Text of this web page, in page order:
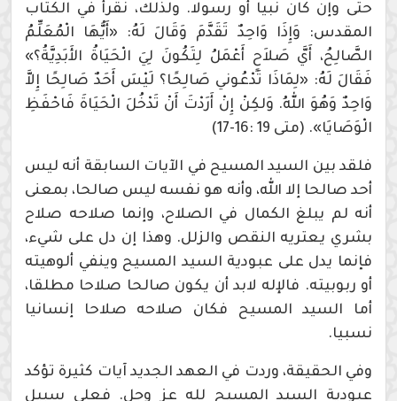
حتى وإن كان نبيا أو رسولا. ولذلك، نقرأ في الكتاب
المقدس: وَإِذَا وَاحِدٌ تَقَدَّمَ وَقَالَ لَهُ: «أَيُّهَا الْمُعَلِّمُ
الصَّالِحُ، أَيَّ صَلاَحٍ أَعْمَلُ لِتَكُونَ لِيَ الْحَيَاةُ الأَبَدِيَّةُ؟»
فَقَالَ لَهُ: «لِمَاذَا تَدْعُوني صَالِحًا؟ لَيْسَ أَحَدٌ صَالِحًا إِلاَّ
وَاحِدٌ وَهُوَ اللهُ. وَلكِنْ إِنْ أَرَدْتَ أَنْ تَدْخُلَ الْحَيَاةَ فَاحْفَظِ
الْوَصَايَا». (متى 19 :16-17)
فلقد بين السيد المسيح في الآيات السابقة أنه ليس
أحد صالحا إلا الله، وأنه هو نفسه ليس صالحا، بمعنى
أنه لم يبلغ الكمال في الصلاح، وإنما صلاحه صلاح
بشري يعتريه النقص والزلل. وهذا إن دل على شيء،
فإنما يدل على عبودية السيد المسيح وينفي ألوهيته
أو ربوبيته. فالإله لابد أن يكون صالحا صلاحا مطلقا،
أما السيد المسيح فكان صلاحه صلاحا إنسانيا
نسبيا.
وفي الحقيقة، وردت في العهد الجديد آيات كثيرة تؤكد
عبودية السيد المسيح لله عز وجل. فعلى سبيل